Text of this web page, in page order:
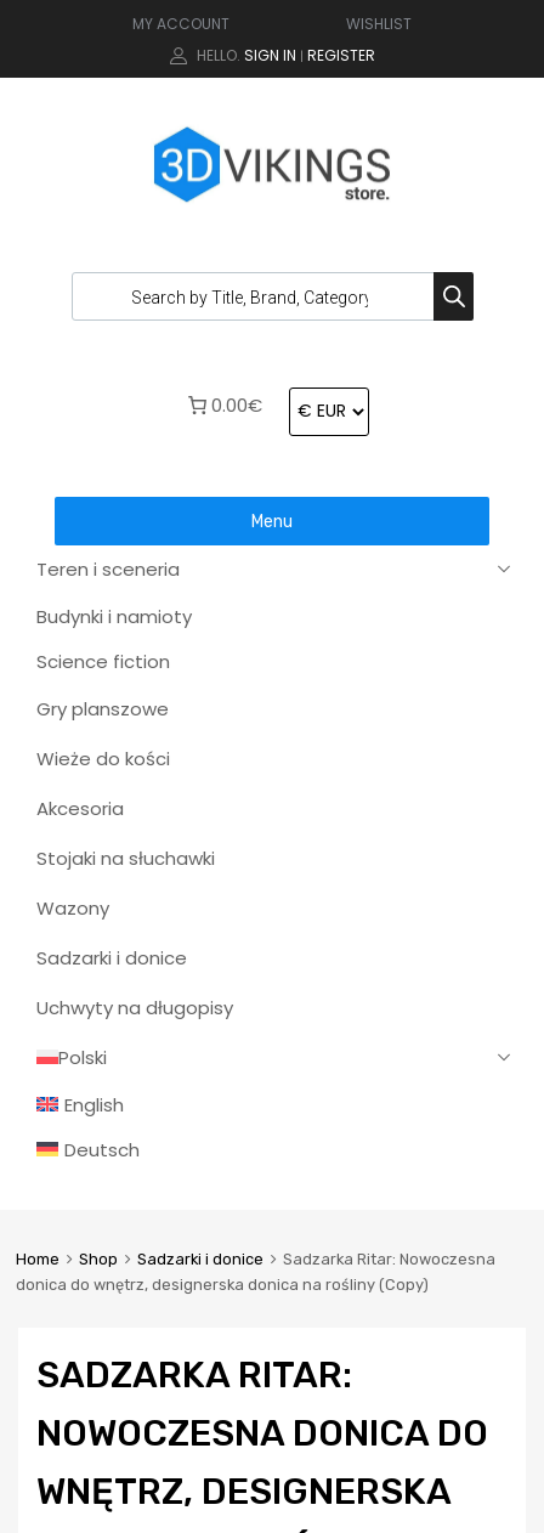
MY ACCOUNT
WISHLIST
HELLO. SIGN IN | REGISTER
0.00€
Menu
Teren i sceneria
Budynki i namioty
Science fiction
Gry planszowe
Wieże do kości
Akcesoria
Stojaki na słuchawki
Wazony
Sadzarki i donice
Uchwyty na długopisy
Polski
English
Deutsch
Home Shop Sadzarki i donice
Sadzarka Ritar: Nowoczesna
donica do wnętrz, designerska donica na rośliny (Copy)
SADZARKA RITAR:
NOWOCZESNA DONICA DO
WNĘTRZ, DESIGNERSKA